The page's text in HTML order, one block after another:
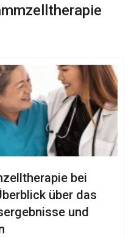
bei
über das
und